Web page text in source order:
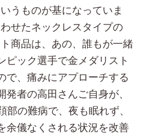
うものが基になっていま
せたネックレスタイプの
商品は、あの、誰もが一緒
ピック選手で金メダリスト
で、痛みにアプローチする
者の高田さんご自身が、
の難病で、夜も眠れず、
余儀なくされる状況を改善